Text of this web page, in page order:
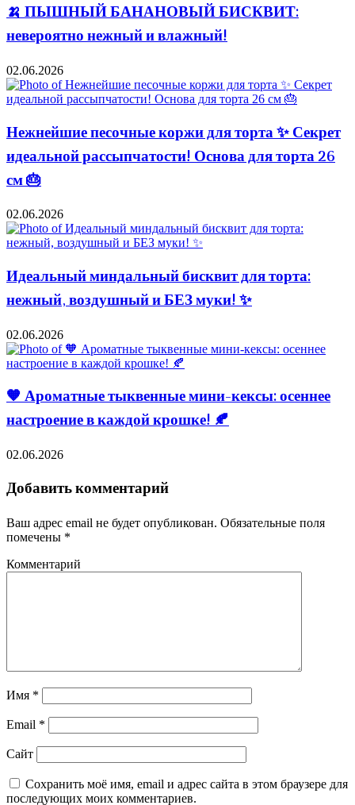
🍌 ПЫШНЫЙ БАНАНОВЫЙ БИСКВИТ:
невероятно нежный и влажный!
02.06.2026
Нежнейшие песочные коржи для торта ✨ Секрет
идеальной рассыпчатости! Основа для торта 26
см 🎂
02.06.2026
Идеальный миндальный бисквит для торта:
нежный, воздушный и БЕЗ муки! ✨
02.06.2026
🧡 Ароматные тыквенные мини-кексы: осеннее
настроение в каждой крошке! 🍂
02.06.2026
Добавить комментарий
Ваш адрес email не будет опубликован. Обязательные поля
помечены *
Комментарий
Имя *
Email *
Сайт
Сохранить моё имя, email и адрес сайта в этом браузере для
последующих моих комментариев.